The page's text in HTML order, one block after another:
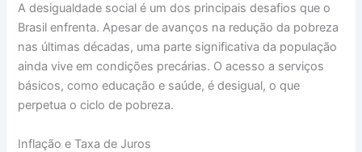
A desigualdade social é um dos principais desafios que o
Brasil enfrenta. Apesar de avanços na redução da pobreza
nas últimas décadas, uma parte significativa da população
ainda vive em condições precárias. O acesso a serviços
básicos, como educação e saúde, é desigual, o que
perpetua o ciclo de pobreza.
Inflação e Taxa de Juros